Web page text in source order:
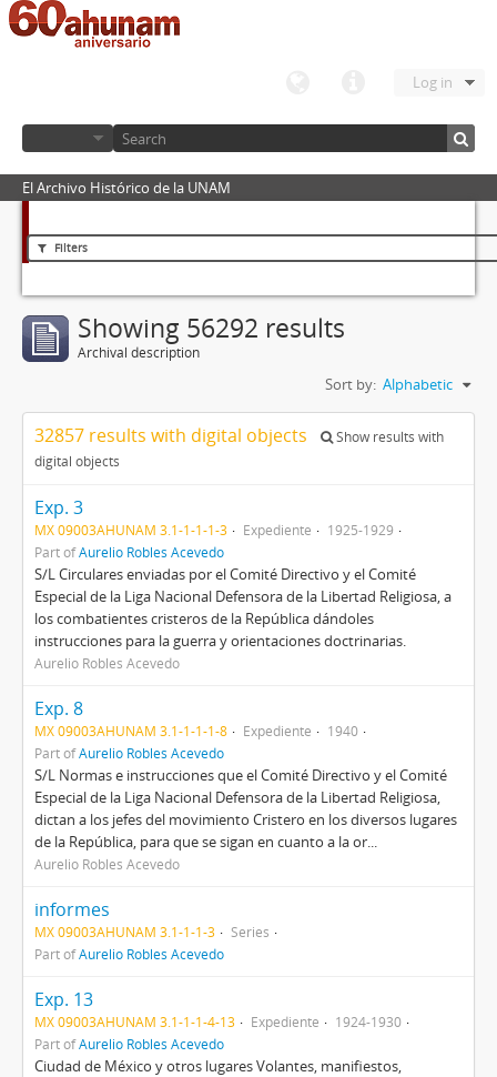
Log in
El Archivo Histórico de la UNAM
Filters
Showing 56292 results
Archival description
Sort by: Alphabetic
32857 results with digital objects
Show results with
digital objects
Exp. 3
MX 09003AHUNAM 3.1-1-1-1-3 Expediente
1925-1929
Part ofAurelio Robles Acevedo
S/L Circulares enviadas por el Comité Directivo y el Comité
Especial de la Liga Nacional Defensora de la Libertad Religiosa, a
los combatientes cristeros de la República dándoles
instrucciones para la guerra y orientaciones doctrinarias.
Aurelio Robles Acevedo
Exp. 8
MX 09003AHUNAM 3.1-1-1-1-8 Expediente
1940
Part ofAurelio Robles Acevedo
S/L Normas e instrucciones que el Comité Directivo y el Comité
Especial de la Liga Nacional Defensora de la Libertad Religiosa,
dictan a los jefes del movimiento Cristero en los diversos lugares
de la República, para que se sigan en cuanto a la or...
Aurelio Robles Acevedo
informes
MX 09003AHUNAM 3.1-1-1-3
Series
Part ofAurelio Robles Acevedo
Exp. 13
MX 09003AHUNAM 3.1-1-1-4-13 Expediente
1924-1930
Part ofAurelio Robles Acevedo
Ciudad de México y otros lugares Volantes, manifiestos,